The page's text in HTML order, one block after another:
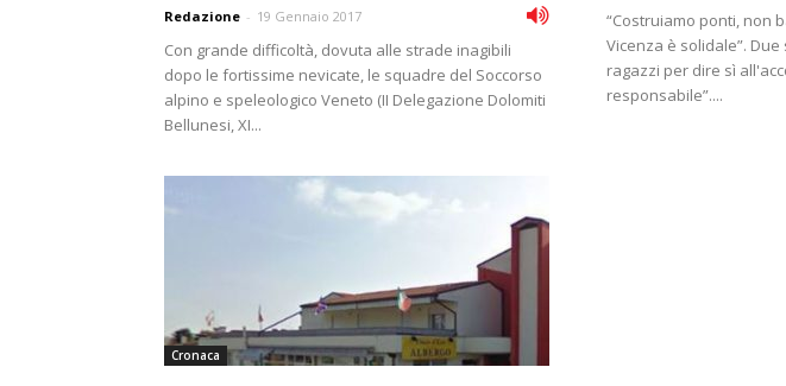
Redazione - 19 Gennaio 2017
Con grande difficoltà, dovuta alle strade inagibili
dopo le fortissime nevicate, le squadre del Soccorso
alpino e speleologico Veneto (II Delegazione Dolomiti
Bellunesi, XI...
“Costruiamo ponti, non
Vicenza è solidale”.
ragazzi per dire sì
responsabile”....
Cronaca